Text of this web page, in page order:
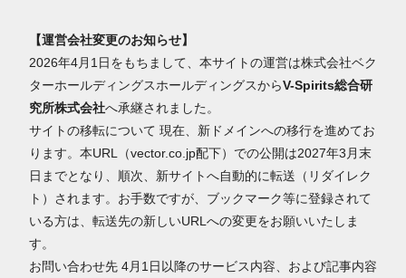
【運営会社変更のお知らせ】
2026年4月1日をもちまして、本サイトの運営は株式会社ベク
ターホールディングスホールディングスからV-Spirits総合研
究所株式会社へ承継されました。
サイトの移転について 現在、新ドメインへの移行を進めてお
ります。本URL（vector.co.jp配下）での公開は2027年3月末
日までとなり、順次、新サイトへ自動的に転送（リダイレク
ト）されます。お手数ですが、ブックマーク等に登録されて
いる方は、転送先の新しいURLへの変更をお願いいたしま
す。
お問い合わせ先 4月1日以降のサービス内容、および記事内容